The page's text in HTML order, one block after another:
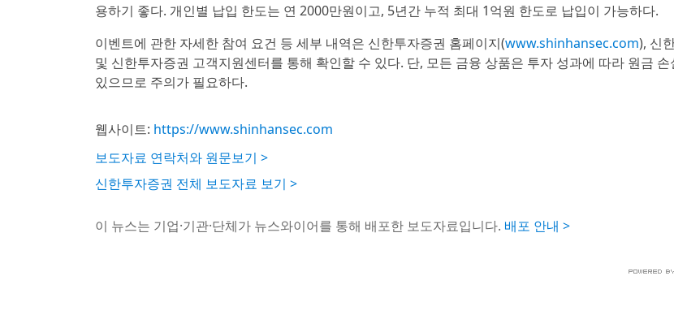
용하기 좋다. 개인별 납입 한도는 연 2000만원이고, 5년간 누적 최대 1억원 한도로 납입이 가능하다.
이벤트에 관한 자세한 참여 요건 등 세부 내역은 신한투자증권 홈페이지(www.shinhansec.com), 신
및 신한투자증권 고객지원센터를 통해 확인할 수 있다. 단, 모든 금융 상품은 투자 성과에 따라 원금 손
있으므로 주의가 필요하다.
웹사이트: https://www.shinhansec.com
보도자료 연락처와 원문보기 >
신한투자증권 전체 보도자료 보기 >
이 뉴스는 기업·기관·단체가 뉴스와이어를 통해 배포한 보도자료입니다. 배포 안내 >